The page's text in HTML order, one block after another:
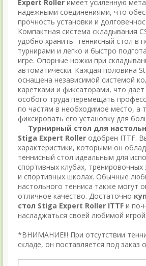
Expert Roller имеет усиленную
надежными соединениями, что
прочность установки и
Компактная система складывания
удобно хранить теннисный стол в
турнирами и легко и быстро
игре. Опорные ножки при
автоматически. Каждая половина
оснащена независимой системой
каретками и фиксаторами, что
особого труда перемещать
по частям в необходимое место, а
фиксировать его установку для
Турнирный стол для
Stiga Expert Roller одобрен ITTF.
характеристики, которыми он
теннисный стол идеальным для
спортивных клубах, тренировочных
и спортивных школах. Обычные
настольного тенниса также могут
отличное качество. Достаточно
стол Stiga Expert Roller ITTF и по-
насладжаться своей любимой игрой.
*ВНИМАНИЕ!!! При отсутствии
складе, он поставляется под заказ